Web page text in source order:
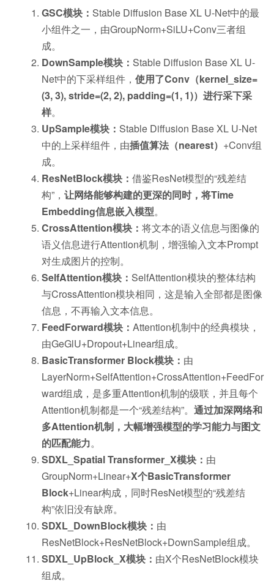
GSC模块： Stable Diffusion Base XL U-Net中的最
小组件之一，由GroupNorm+SiLU+Conv三者组
成。
DownSample模块： Stable Diffusion Base XL U-
Net中的下采样组件， 使用了Conv（kernel_size=
(3, 3), stride=(2, 2), padding=(1, 1)）进行采下采
样。
UpSample模块： Stable Diffusion Base XL U-Net
中的上采样组件，由插值算法（nearest） +Conv组
成。
ResNetBlock模块： 借鉴ResNet模型的“残差结
构”， 让网络能够构建的更深的同时，将Time
Embedding信息嵌入模型。
CrossAttention模块： 将文本的语义信息与图像的
语义信息进行Attention机制，增强输入文本Prompt
对生成图片的控制。
SelfAttention模块： SelfAttention模块的整体结构
与CrossAttention模块相同，这是输入全部都是图像
信息，不再输入文本信息。
FeedForward模块： Attention机制中的经典模块，
由GeGlU+Dropout+Linear组成。
BasicTransformer Block模块： 由
LayerNorm+SelfAttention+CrossAttention+FeedFor
ward组成，是多重Attention机制的级联，并且每个
Attention机制都是一个“残差结构”。 通过加深网络和
多Attention机制，大幅增强模型的学习能力与图文
的匹配能力。
SDXL_Spatial Transformer_X模块： 由
GroupNorm+Linear+X个BasicTransformer
Block+Linear构成，同时ResNet模型的“残差结
构”依旧没有缺席。
SDXL_DownBlock模块： 由
ResNetBlock+ResNetBlock+DownSample组成。
SDXL_UpBlock_X模块： 由X个ResNetBlock模块
组成。